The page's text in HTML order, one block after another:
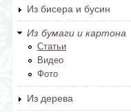
Из бисера и бусин
Из бумаги и картона
Статьи
Видео
Фото
Из дерева